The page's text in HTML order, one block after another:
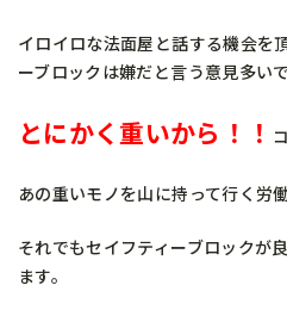
イロイロな法面屋と話する機会を
ーブロックは嫌だと言う意見多いで
とにかく重いから！！
あの重いモノを山に持って行く労
それでもセイフティーブロックが
ます。